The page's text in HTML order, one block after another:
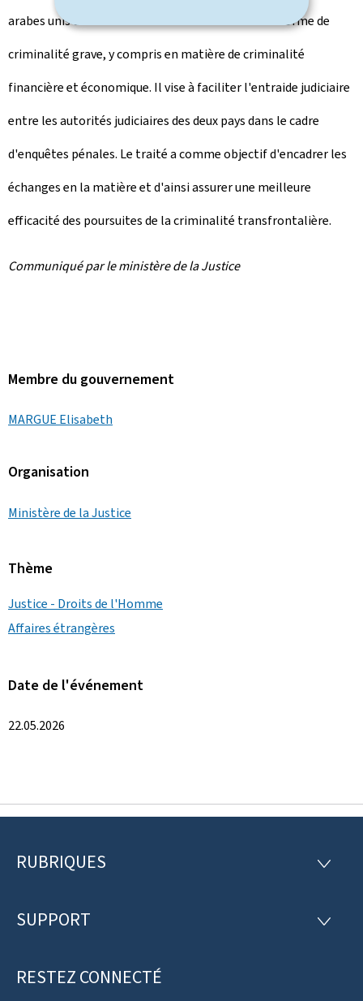
arabes unis dans le cadre de la lutte contre toute forme de
criminalité grave, y compris en matière de criminalité
financière et économique. Il vise à faciliter l'entraide judiciaire
entre les autorités judiciaires des deux pays dans le cadre
d'enquêtes pénales. Le traité a comme objectif d'encadrer les
échanges en la matière et d'ainsi assurer une meilleure
efficacité des poursuites de la criminalité transfrontalière.
Communiqué par le ministère de la Justice
Membre du gouvernement
MARGUE Elisabeth
Organisation
Ministère de la Justice
Thème
Justice - Droits de l'Homme
Affaires étrangères
Date de l'événement
22.05.2026
P
e
d
RUBRIQUES
R
R
SUPPORT
S
RESTEZ CONNECTÉ